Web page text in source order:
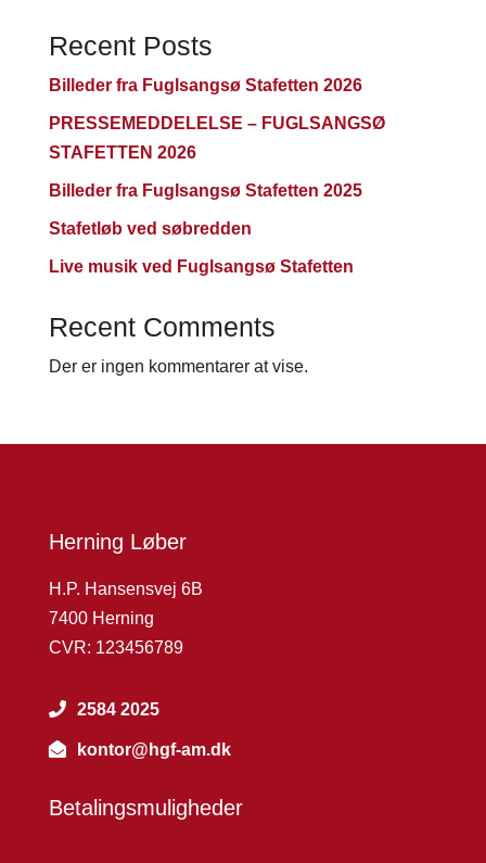
Recent Posts
Billeder fra Fuglsangsø Stafetten 2026
PRESSEMEDDELELSE – FUGLSANGSØ
STAFETTEN 2026
Billeder fra Fuglsangsø Stafetten 2025
Stafetløb ved søbredden
Live musik ved Fuglsangsø Stafetten
Recent Comments
Der er ingen kommentarer at vise.
Herning Løber
H.P. Hansensvej 6B
7400 Herning
CVR: 123456789
2584 2025
kontor@hgf-am.dk
Betalingsmuligheder